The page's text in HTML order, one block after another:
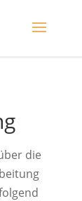
die